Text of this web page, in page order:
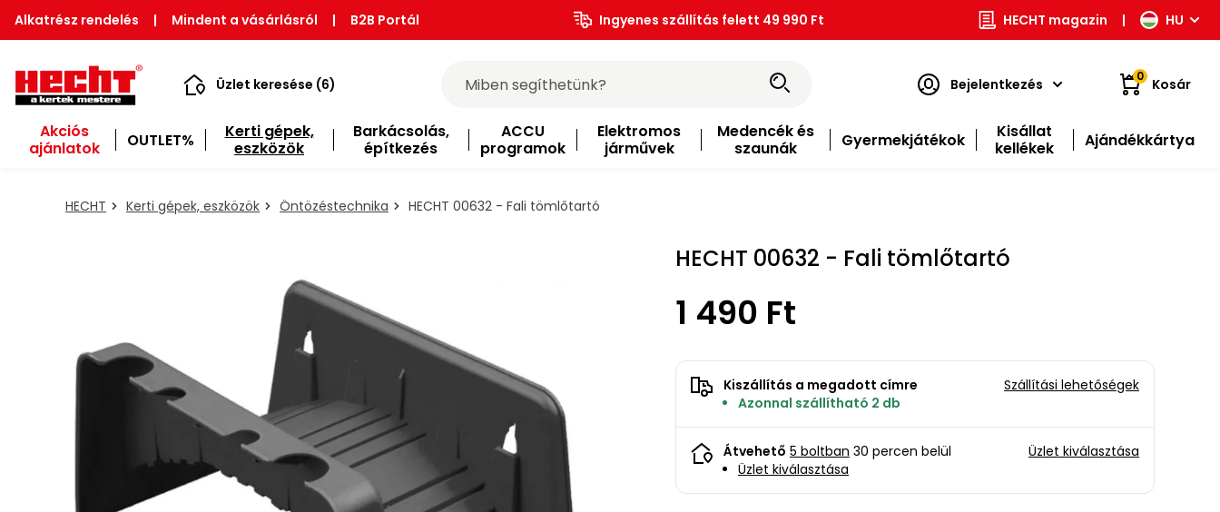
Alkatrész rendelés | Mindent a vásárlásról | B2B Portál Ingyenes szállítás felett 49 990 Ft HECHT magazin | HU
Üzlet keresése (6) Bejelentkezés 0 Kosár
Akciós
ajánlatok
OUTLET%
Kerti gépek,
eszközök
Barkácsolás,
építkezés
ACCU
programok
Elektromos
járművek
Medencék és
szaunák
Gyermekjátékok
Kisállat
kellékek
Ajándékkártya
HECHT Kerti gépek, eszközök Öntözéstechnika HECHT 00632 - Fali tömlőtartó
HECHT 00632 - Fali tömlőtartó
1 490 Ft
Kiszállítás a megadott címre
Azonnal szállítható 2 db
Szállítási lehetőségek
Átvehető 5 boltban 30 percen belül
Üzlet kiválasztása
Üzlet kiválasztása